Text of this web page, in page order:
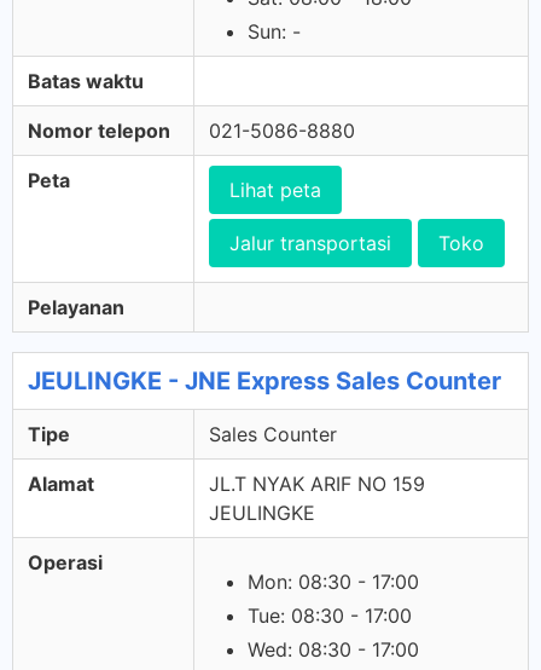
Sun: -
Batas waktu
Nomor telepon 021-5086-8880
Peta Lihat peta
Jalur transportasi Toko
Pelayanan
JEULINGKE - JNE Express Sales Counter
Tipe Sales Counter
Alamat
JL.T NYAK ARIF NO 159
JEULINGKE
Operasi
Mon: 08:30 - 17:00
Tue: 08:30 - 17:00
Wed: 08:30 - 17:00